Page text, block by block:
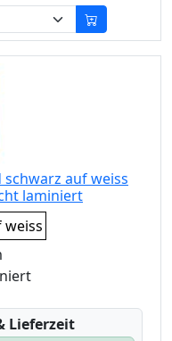
auf weiss
laminiert
weiss
Lieferzeit